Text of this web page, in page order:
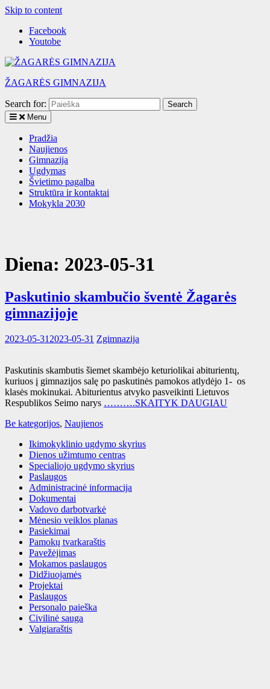
Skip to content
Facebook
Youtobe
ŽAGARĖS GIMNAZIJA
Search for:
Menu
Pradžia
Naujienos
Gimnazija
Ugdymas
Švietimo pagalba
Struktūra ir kontaktai
Mokykla 2030
Diena: 2023-05-31
Paskutinio skambučio šventė Žagarės
gimnazijoje
2023-05-31 2023-05-31 Zgimnazija
Paskutinis skambutis šiemet skambėjo keturiolikai abiturientų,
kuriuos į gimnazijos salę po paskutinės pamokos atlydėjo 1- os
klasės mokinukai. Abiturientus atvyko pasveikinti Lietuvos
Respublikos Seimo narys ……….SKAITYK DAUGIAU
Be kategorijos, Naujienos
Ikimokyklinio ugdymo skyrius
Dienos užimtumo centras
Specialiojo ugdymo skyrius
Paslaugos
Administracinė informacija
Dokumentai
Vadovo darbotvarkė
Mėnesio veiklos planas
Pasiekimai
Pamokų tvarkaraštis
Pavežėjimas
Mokamos paslaugos
Didžiuojamės
Projektai
Paslaugos
Personalo paieška
Civilinė sauga
Valgiaraštis